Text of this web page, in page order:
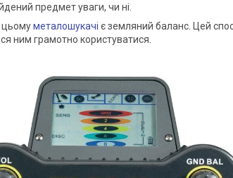
предмет уваги, чи ні.
цьомуметалошукачі є земляний баланс. Цей
ним грамотно користуватися.